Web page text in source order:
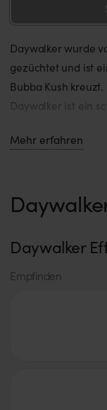
Daywalker wurde
gezüchtet und ist
Bubba Kush
Daywalker ist ein
versetzen wird. Die
Mehr erfahren
Daywalker
Empfinden